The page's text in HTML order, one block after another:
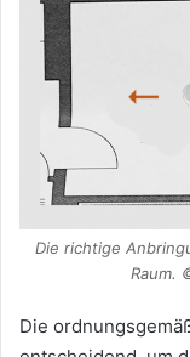
Die richtige
Raum.
Die